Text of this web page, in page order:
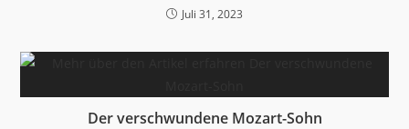
Juli 31, 2023
Der verschwundene Mozart-Sohn